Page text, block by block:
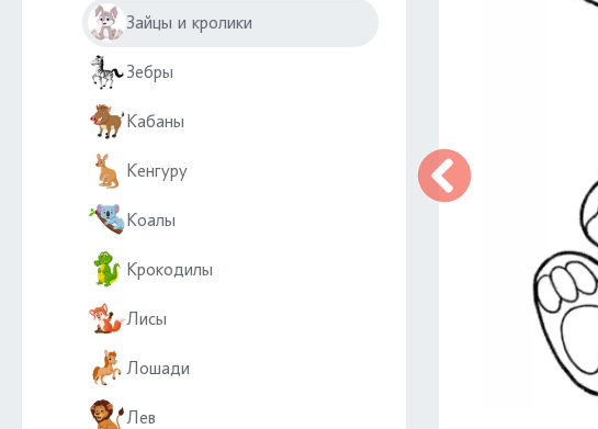
Зайцы и кролики
Зебры
Кабаны
Кенгуру
Коалы
Крокодилы
Лисы
Лошади
Лев